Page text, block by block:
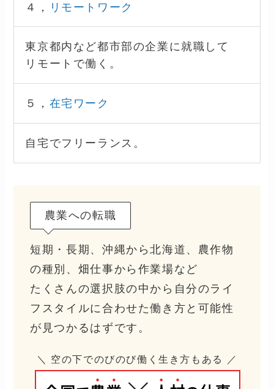
４， リモートワーク
東京都内など都市部の企業に就職して
リモートで働く。
５， 在宅ワーク
自宅でフリーランス。
農業への転職
短期・長期、沖縄から北海道、農作物
の種別、畑仕事から作業場など
たくさんの選択肢の中から自分のライ
フスタイルに合わせた働き方と可能性
が見つかるはずです。
＼ 空の下でのびのび働く生き方もある ／